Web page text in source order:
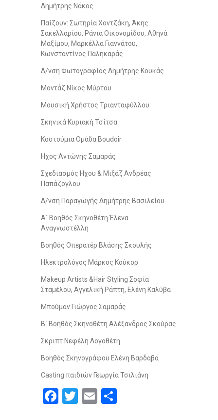
Δημήτρης Νάκος
Παίζουν: Σωτηρία Χοντζάκη, Άκης
Σακελλαρίου, Ράνια Οικονομίδου, Αθηνά
Μαξίμου, Μαρκέλλα Γιαννάτου,
Κωνσταντίνος Παληκαράς
Δ/νση Φωτογραφίας Δημήτρης Κουκάς
Μοντάζ Νίκος Μύρτου
Μουσική Χρήστος Τριανταφύλλου
Σκηνικά Κυριακή Τσίτσα
Κοστούμια Ομάδα Boudoir
Ηχος Αντώνης Σαμαράς
Σχεδιασμός Ηχου & Μιξάζ Ανδρέας
Παπάζογλου
Δ/νση Παραγωγής Δημήτρης Βασιλείου
Α΄ Βοηθός Σκηνοθέτη Έλενα
Αναγνωστέλλη
Βοηθός Οπερατέρ Βλάσης Σκουλής
Ηλεκτρολόγος Μάρκος Κούκορ
Μakeup Artists &Hair Styling Σοφία
Σταμέλου, Αγγελική Ράπτη, Ελένη Καλύβα
Μπούμαν Γιώργος Σαμαράς
Β΄ Βοηθός Σκηνοθέτη Αλέξανδρος Σκούρας
Σκριπτ Νεφέλη Λογοθέτη
Βοηθός Σκηνογράφου Ελένη Βαρδαβά
Casting παιδιών Γεωργία Τσιλιάνη
F
T
E